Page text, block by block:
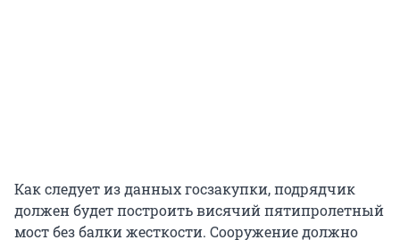
Как следует из данных госзакупки, подрядчик
должен будет построить висячий пятипролетный
мост без балки жесткости. Сооружение должно